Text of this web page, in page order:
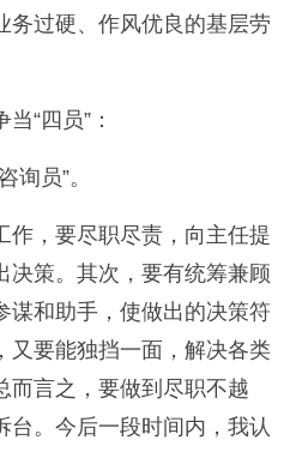
务过硬、作风优良的基层劳
“四员”：
询员”。
作，要尽职尽责，向主任提
决策。其次，要有统筹兼顾
谋和助手，使做出的决策符
又要能独挡一面，解决各类
而言之，要做到尽职不越
台。今后一段时间内，我认